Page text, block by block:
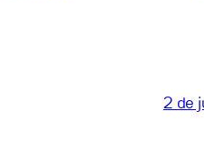
2 de